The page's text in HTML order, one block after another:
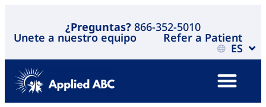
¿Preguntas? 866-352-5010
Unete a nuestro equipo Refer a Patient
ES